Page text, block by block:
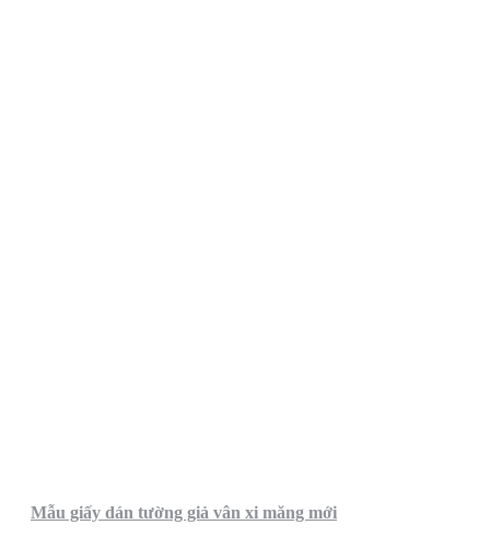
Mẫu giấy dán tường giả vân xi măng mới